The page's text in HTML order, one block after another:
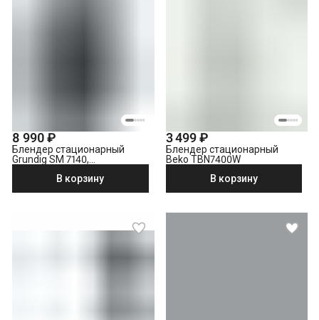
8 990 ₽
Блендер стационарный
Grundig SM 7140,
В корзину
3 499 ₽
Блендер стационарный
Beko TBN7400W
В корзину